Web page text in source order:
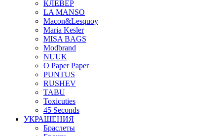
КЛЕВЕР
LA MANSO
Macon&Lesquoy
Maria Kesler
MISA BAGS
Modbrand
NUUK
O Paper Paper
PUNTUS
RUSHEV
TABU
Toxicuties
45 Seconds
УКРАШЕНИЯ
Браслеты